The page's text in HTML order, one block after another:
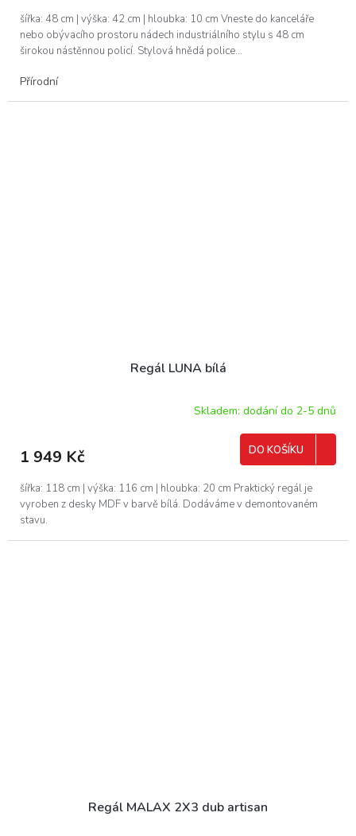
šířka: 48 cm | výška: 42 cm | hloubka: 10 cm Vneste do kanceláře
nebo obývacího prostoru nádech industriálního stylu s 48 cm
širokou nástěnnou policí. Stylová hnědá police...
Přírodní
Regál LUNA bílá
Skladem: dodání do 2-5 dnů
1 949 Kč DO KOŠÍKU
šířka: 118 cm | výška: 116 cm | hloubka: 20 cm Praktický regál je
vyroben z desky MDF v barvě bílá. Dodáváme v demontovaném
stavu.
Regál MALAX 2X3 dub artisan